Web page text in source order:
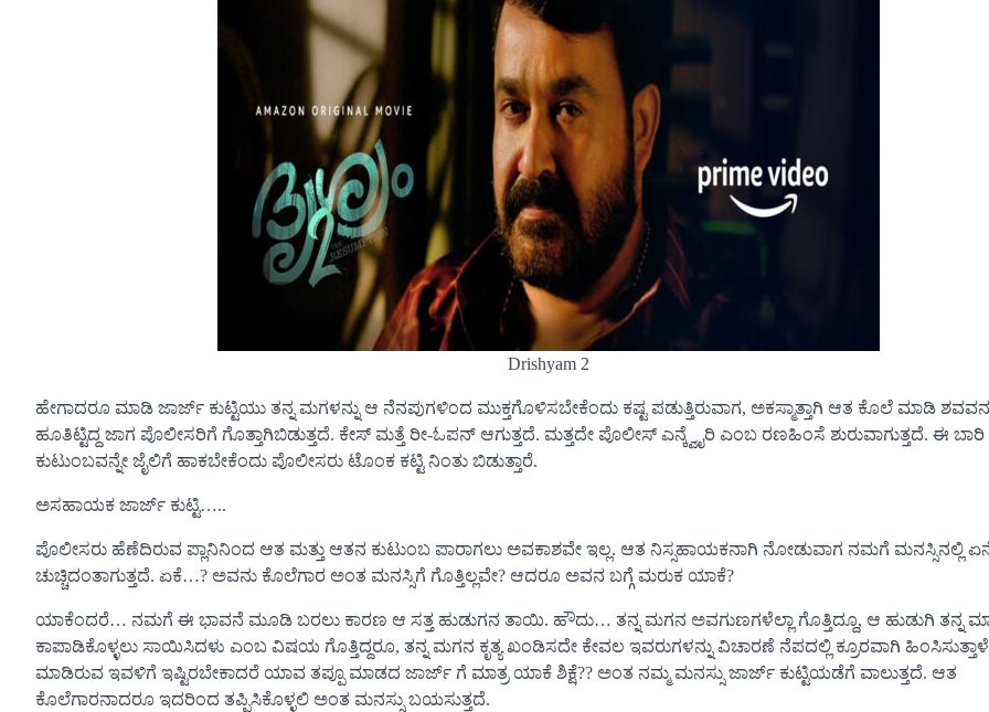
Drishyam 2
ಹೇಗಾದರೂ ಮಾಡಿ ಜಾರ್ಜ್ ಕುಟ್ಟಿಯು ತನ್ನ ಮಗಳನ್ನು ಆ ನೆನಪುಗಳಿಂದ ಮುಕ್ತಗೊಳಿಸಬೇಕೆಂದು ಕಷ್ಟ ಪಡುತ್ತಿರುವಾಗ, ಅಕಸ್ಮಾತ್ತಾಗಿ ಆತ ಕೊಲೆ ಮಾಡಿ
ಹೂತಿಟ್ಟಿದ್ದ ಜಾಗ ಪೊಲೀಸರಿಗೆ ಗೊತ್ತಾಗಿಬಿಡುತ್ತದೆ. ಕೇಸ್ ಮತ್ತೆ ರೀ-ಓಪನ್ ಆಗುತ್ತದೆ. ಮತ್ತದೇ ಪೊಲೀಸ್ ಎನ್ಕ್ವೈರಿ ಎಂಬ ರಣಹಿಂಸೆ ಶುರುವಾಗುತ್ತದೆ. ಈ
ಕುಟುಂಬವನ್ನೇ ಜೈಲಿಗೆ ಹಾಕಬೇಕೆಂದು ಪೊಲೀಸರು ಟೊಂಕ‌ ಕಟ್ಟಿ ನಿಂತು ಬಿಡುತ್ತಾರೆ.
ಅಸಹಾಯಕ ಜಾರ್ಜ್ ಕುಟ್ಟಿ…..
ಪೊಲೀಸರು ಹೆಣೆದಿರುವ ಪ್ಲಾನಿನಿಂದ ಆತ ಮತ್ತು ಆತನ ಕುಟುಂಬ ಪಾರಾಗಲು ಅವಕಾಶವೇ ಇಲ್ಲ. ಆತ ನಿಸ್ಸಹಾಯಕನಾಗಿ ನೋಡುವಾಗ ನಮಗೆ ಮನಸ್ಸಿನಲ್ಲಿ
ಚುಚ್ಚಿದಂತಾಗುತ್ತದೆ‌. ಏಕೆ…? ಅವನು ಕೊಲೆಗಾರ ಅಂತ ಮನಸ್ಸಿಗೆ ಗೊತ್ತಿಲ್ಲವೇ? ಆದರೂ ಅವನ ಬಗ್ಗೆ ಮರುಕ ಯಾಕೆ?
ಯಾಕೆಂದರೆ… ನಮಗೆ‌ ಈ ಭಾವನೆ ಮೂಡಿ ಬರಲು ಕಾರಣ ಆ ಸತ್ತ ಹುಡುಗನ ತಾಯಿ. ಹೌದು… ತನ್ನ ಮಗನ ಅವಗುಣಗಳೆಲ್ಲಾ ಗೊತ್ತಿದ್ದೂ, ಆ ಹುಡುಗಿ ತನ್ನ
ಕಾಪಾಡಿಕೊಳ್ಳಲು ಸಾಯಿಸಿದಳು ಎಂಬ ವಿಷಯ ಗೊತ್ತಿದ್ದರೂ, ತನ್ನ ಮಗನ ಕೃತ್ಯ ಖಂಡಿಸದೇ ಕೇವಲ ಇವರುಗಳನ್ನು ವಿಚಾರಣೆ ನೆಪದಲ್ಲಿ ಕ್ರೂರವಾಗಿ ಹಿಂಸಿಸುತ್ತಾಳೆ.‌
ಮಾಡಿರುವ ಇವಳಿಗೆ ಇಷ್ಟಿರಬೇಕಾದರೆ ಯಾವ ತಪ್ಪೂ ಮಾಡದ ಜಾರ್ಜ್ ಗೆ ಮಾತ್ರ ಯಾಕೆ ಶಿಕ್ಷೆ?? ಅಂತ ನಮ್ಮ ಮನಸ್ಸು ಜಾರ್ಜ್ ಕುಟ್ಟಿಯಡೆಗೆ ವಾಲುತ್ತದೆ. ಆತ
ಕೊಲೆಗಾರನಾದರೂ ಇದರಿಂದ ತಪ್ಪಿಸಿಕೊಳ್ಳಲಿ ಅಂತ ಮನಸ್ಸು ಬಯಸುತ್ತದೆ.